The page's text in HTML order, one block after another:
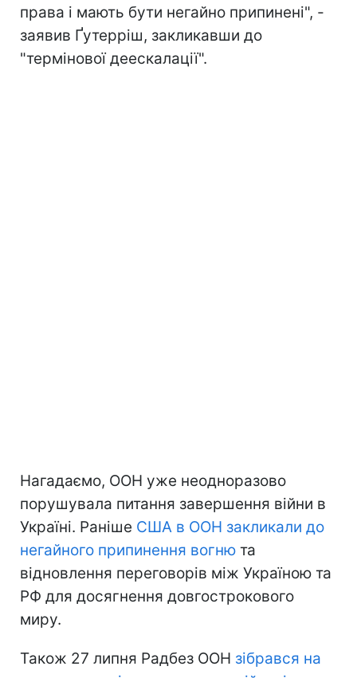
права і мають бути негайно припинені", -
заявив Ґутерріш, закликавши до
"термінової деескалації".
Нагадаємо, ООН уже неодноразово
порушувала питання завершення війни в
Україні. Раніше США в ООН закликали до
негайного припинення вогню та
відновлення переговорів між Україною та
РФ для досягнення довгострокового
миру.
Також 27 липня Радбез ООН зібрався на